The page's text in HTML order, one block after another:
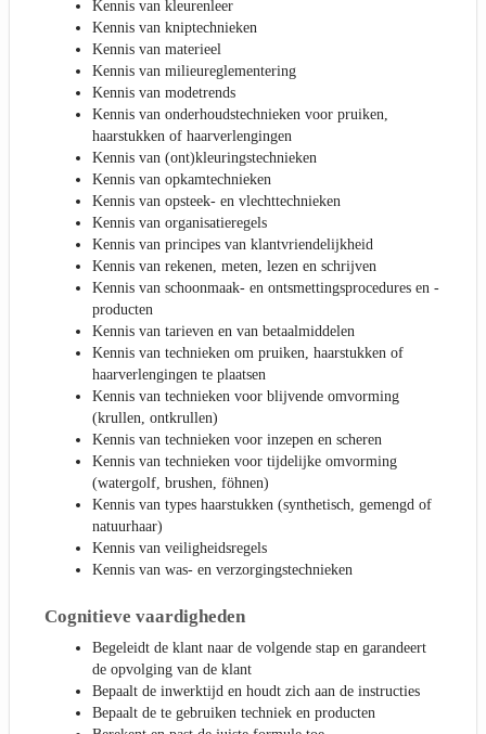
Kennis van kleurenleer
Kennis van kniptechnieken
Kennis van materieel
Kennis van milieureglementering
Kennis van modetrends
Kennis van onderhoudstechnieken voor pruiken,
haarstukken of haarverlengingen
Kennis van (ont)kleuringstechnieken
Kennis van opkamtechnieken
Kennis van opsteek- en vlechttechnieken
Kennis van organisatieregels
Kennis van principes van klantvriendelijkheid
Kennis van rekenen, meten, lezen en schrijven
Kennis van schoonmaak- en ontsmettingsprocedures en -
producten
Kennis van tarieven en van betaalmiddelen
Kennis van technieken om pruiken, haarstukken of
haarverlengingen te plaatsen
Kennis van technieken voor blijvende omvorming
(krullen, ontkrullen)
Kennis van technieken voor inzepen en scheren
Kennis van technieken voor tijdelijke omvorming
(watergolf, brushen, föhnen)
Kennis van types haarstukken (synthetisch, gemengd of
natuurhaar)
Kennis van veiligheidsregels
Kennis van was- en verzorgingstechnieken
Cognitieve vaardigheden
Begeleidt de klant naar de volgende stap en garandeert
de opvolging van de klant
Bepaalt de inwerktijd en houdt zich aan de instructies
Bepaalt de te gebruiken techniek en producten